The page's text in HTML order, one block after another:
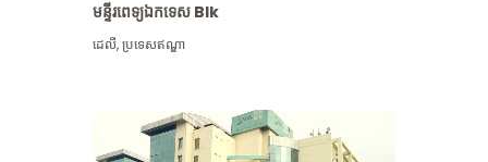
មន្ទីរពេទ្យឯកទេស Blk
ដេលី,ប្រទេសឥណ្ឌា